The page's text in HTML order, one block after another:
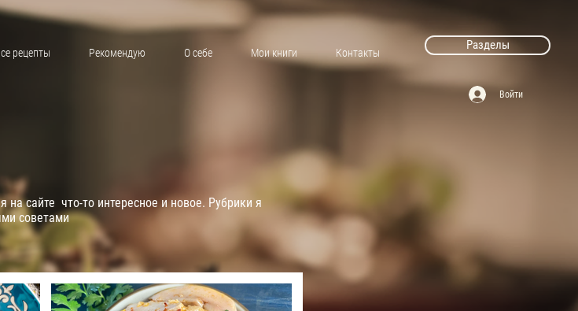
рецепты Рекомендую О себе Мои книги Контакты
Разделы
Войти
сайте что-то интересное и новое. Рубрики я
советами